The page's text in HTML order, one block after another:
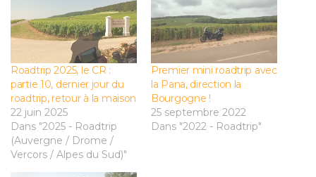
Roadtrip 2025, le CR :
partie 10, dernier jour du
roadtrip, retour à la maison
22 juin 2025
Dans "2025 - Roadtrip
(Auvergne / Drome /
Vercors / Alpes du Sud)"
Premier mini roadtrip avec
la Pana, direction la
Bourgogne !
25 septembre 2022
Dans "2022 - Roadtrip"